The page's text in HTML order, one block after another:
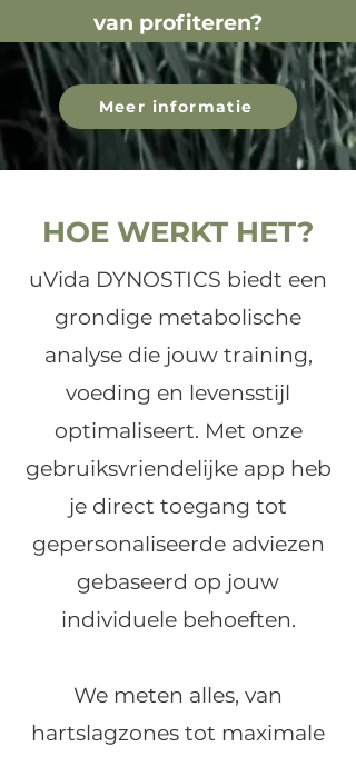
van profiteren?
Meer informatie
HOE WERKT HET?
uVida DYNOSTICS biedt een
grondige metabolische
analyse die jouw training,
voeding en levensstijl
optimaliseert. Met onze
gebruiksvriendelijke app heb
je direct toegang tot
gepersonaliseerde adviezen
gebaseerd op jouw
individuele behoeften.
We meten alles, van
hartslagzones tot maximale